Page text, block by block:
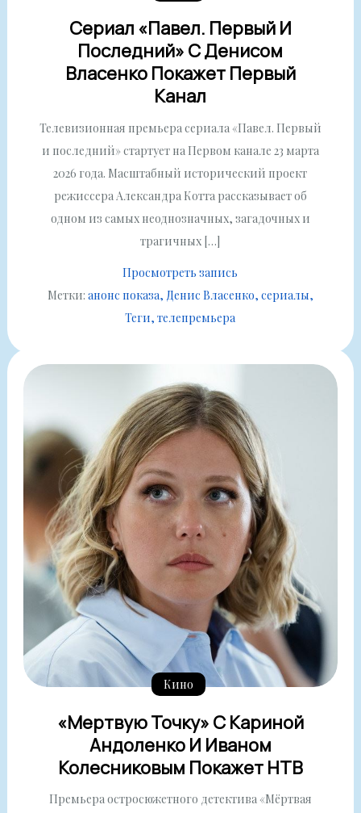
Сериал «Павел. Первый И
Последний» С Денисом
Власенко Покажет Первый
Канал
Телевизионная премьера сериала «Павел. Первый
и последний» стартует на Первом канале 23 марта
2026 года. Масштабный исторический проект
режиссера Александра Котта рассказывает об
одном из самых неоднозначных, загадочных и
трагичных […]
Просмотреть запись
Метки: анонс показа Денис Власенко сериалы
Теги телепремьера
Кино
«Мертвую Точку» С Кариной
Андоленко И Иваном
Колесниковым Покажет НТВ
Премьера остросюжетного детектива «Мёртвая